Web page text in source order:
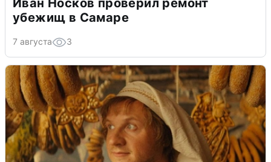
Иван Носков проверил ремонт
убежищ в Самаре
7 августа 3